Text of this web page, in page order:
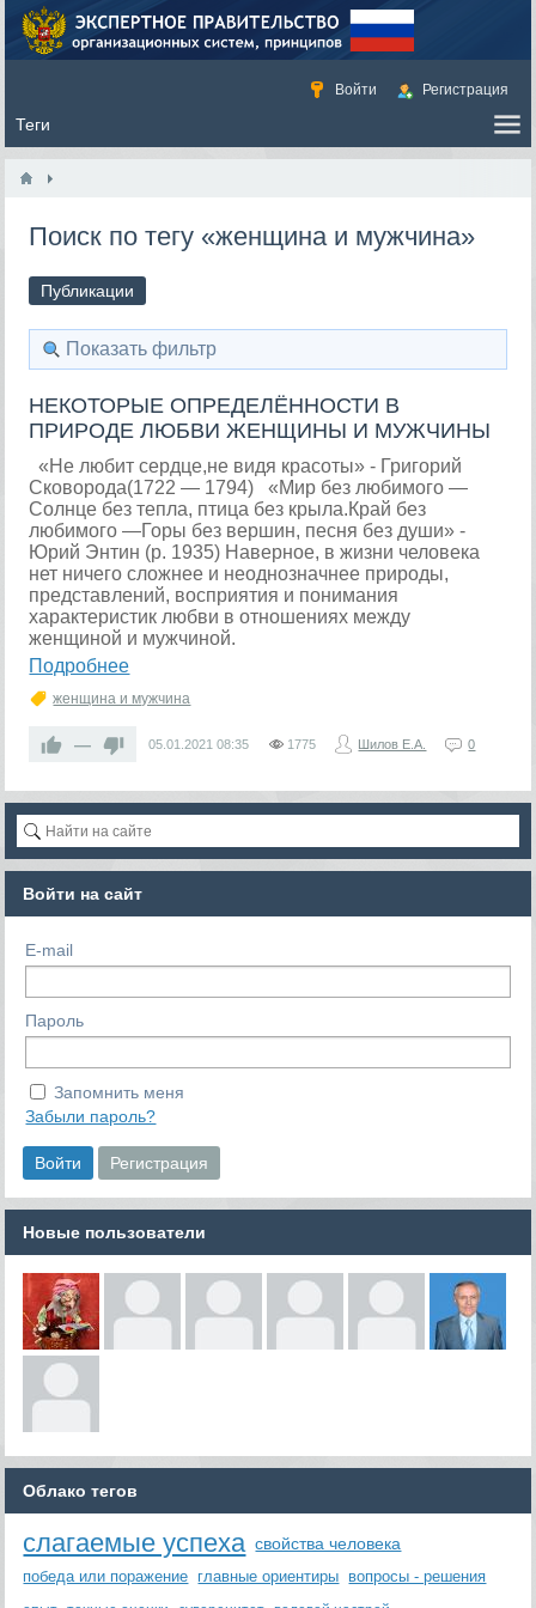
Войти Регистрация
Поиск по тегу «женщина и мужчина»
Публикации
Показать фильтр
НЕКОТОРЫЕ ОПРЕДЕЛЁННОСТИ В
ПРИРОДЕ ЛЮБВИ ЖЕНЩИНЫ И МУЖЧИНЫ
«Не любит сердце,не видя красоты» - Григорий
Сковорода(1722 — 1794) «Мир без любимого —
Солнце без тепла, птица без крыла.Край без
любимого —Горы без вершин, песня без души» -
Юрий Энтин (р. 1935) Наверное, в жизни человека
нет ничего сложнее и неоднозначнее природы,
представлений, восприятия и понимания
характеристик любви в отношениях между
женщиной и мужчиной.
Подробнее
женщина и мужчина
— 05.01.2021 08:35 1775 Шилов Е.А. 0
Войти на сайт
E-mail
Пароль
Запомнить меня
Забыли пароль?
Новые пользователи
Облако тегов
слагаемые успеха свойства человека
победа или поражение главные ориентиры вопросы - решения